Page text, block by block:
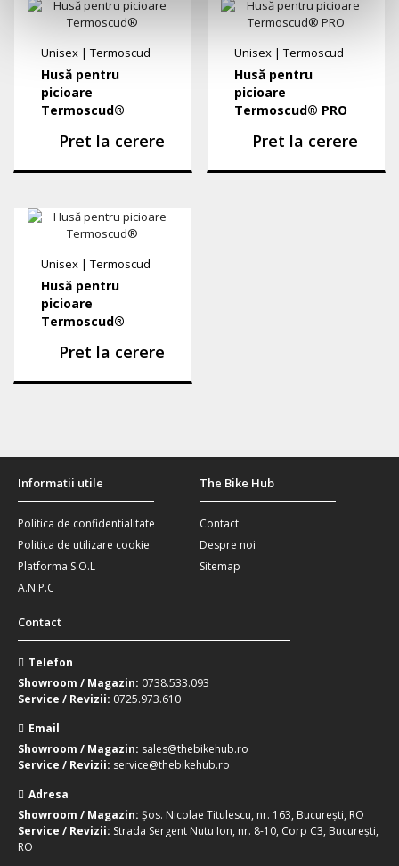
Unisex | Termoscud
Husă pentru
picioare
Termoscud®
Pret la cerere
Unisex |Termoscud
Husă pentru
picioare
Termoscud® PRO
Pret la cerere
Unisex | Termoscud
Husă pentru
picioare
Termoscud®
Pret la cerere
Informatii utile
Politica de confidentialitate
Politica de utilizare cookie
Platforma S.O.L
A.N.P.C
The Bike Hub
Contact
Despre noi
Sitemap
Contact
Telefon
Showroom / Magazin: 0738.533.093
Service / Revizii: 0725.973.610
Email
Showroom / Magazin: sales@thebikehub.ro
Service / Revizii: service@thebikehub.ro
Adresa
Showroom / Magazin: Șos. Nicolae Titulescu, nr. 163, București, RO
Service / Revizii: Strada Sergent Nutu Ion, nr. 8-10, Corp C3, București,
RO